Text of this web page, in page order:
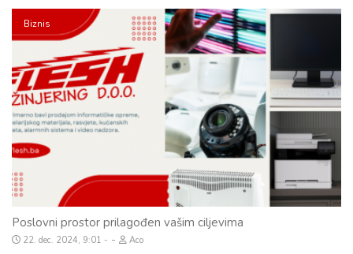
Biznis
Poslovni prostor prilagođen vašim ciljevima
22. dec. 2024, 9:01 - Aco